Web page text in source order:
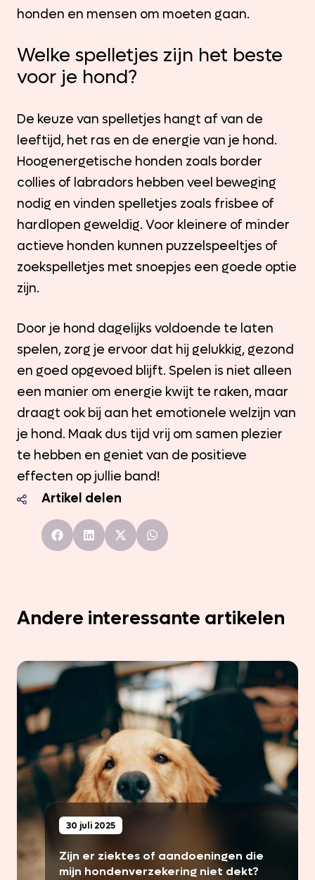
honden en mensen om moeten gaan.
Welke spelletjes zijn het beste
voor je hond?
De keuze van spelletjes hangt af van de
leeftijd, het ras en de energie van je hond.
Hoogenergetische honden zoals border
collies of labradors hebben veel beweging
nodig en vinden spelletjes zoals frisbee of
hardlopen geweldig. Voor kleinere of minder
actieve honden kunnen puzzelspeeltjes of
zoekspelletjes met snoepjes een goede optie
zijn.
Door je hond dagelijks voldoende te laten
spelen, zorg je ervoor dat hij gelukkig, gezond
en goed opgevoed blijft. Spelen is niet alleen
een manier om energie kwijt te raken, maar
draagt ook bij aan het emotionele welzijn van
je hond. Maak dus tijd vrij om samen plezier
te hebben en geniet van de positieve
effecten op jullie band!
Artikel delen
Andere interessante artikelen
30 juli 2025
Zijn er ziektes of aandoeningen die
mijn hondenverzekering niet dekt?